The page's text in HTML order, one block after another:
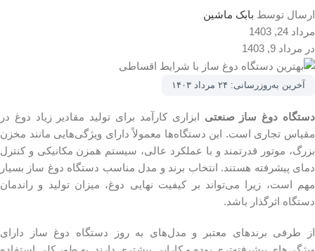
ارسال توسط بابک ماشین
مرداد 24, 1403
در مرداد 9, 1403
آخرین به‌روزرسانی: ۲۴ مرداد ۱۴۰۳
دستگاه دوغ ساز صنعتی ابزاری کارآمد برای تولید مقادیر زیاد دوغ در
مقیاس تجاری است. این دستگاه‌ها معمولاً دارای ویژگی‌هایی مانند مخزن
بزرگ، موتور قدرتمند و با عملکرد عالی، سیستم همزن مکانیکی و کنترل
دمای پیشرفته هستند. انتخاب برند و مدل مناسب دستگاه دوغ ساز بسیار
مهم است، زیرا می‌تواند بر کیفیت نهایی دوغ، میزان تولید و راندمان
دستگاه اثرگذار باشد.
از طرفی برندهای معتبر و مدل‌های به روز دستگاه دوغ ساز دارای